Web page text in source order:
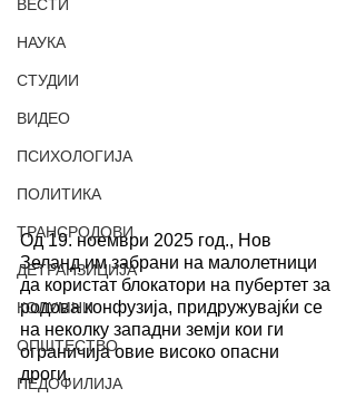
ВЕСТИ
НАУКА
СТУДИИ
ВИДЕО
ПСИХОЛОГИЈА
ПОЛИТИКА
ТРАНСРОДОВИ
ДЕТРАНЗИЦИЈА
КОЛУМНИ
ОПШТЕСТВО
ПЕДОФИЛИЈА
Од 19. ноември 2025 год., Нов
Зеланд им забрани на малолетници
да користат блокатори на пубертет за
родова конфузија, придружувајќи се
на неколку западни земји кои ги
ограничија овие високо опасни
дроги.